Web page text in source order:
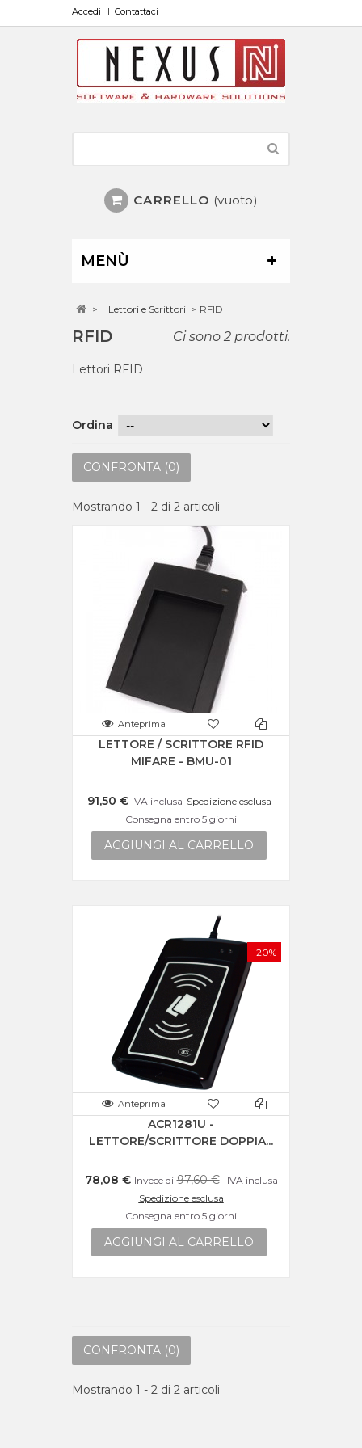
Accedi Contattaci
CARRELLO (vuoto)
MENÙ
> Lettori e Scrittori > RFID
RFID Ci sono 2 prodotti.
Lettori RFID
Ordina
CONFRONTA (0)
Mostrando 1 - 2 di 2 articoli
Anteprima
LETTORE / SCRITTORE RFID
MIFARE - BMU-01
91,50 € IVA inclusa Spedizione esclusa
Consegna entro 5 giorni
AGGIUNGI AL CARRELLO
Anteprima
ACR1281U -
LETTORE/SCRITTORE DOPPIA...
78,08 € Invece di 97,60 €
-20%
IVA inclusa
Spedizione esclusa
Consegna entro 5 giorni
AGGIUNGI AL CARRELLO
CONFRONTA (0)
Mostrando 1 - 2 di 2 articoli